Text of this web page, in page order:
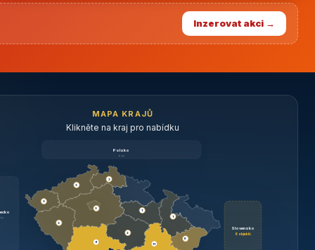
Inzerovat akci →
MAPA KRAJŮ
Klikněte na kraj pro nabídku
Polsko
brzy
Slovensko
6 objektů
3
9
3
3
3
3
1
2
11
1
6